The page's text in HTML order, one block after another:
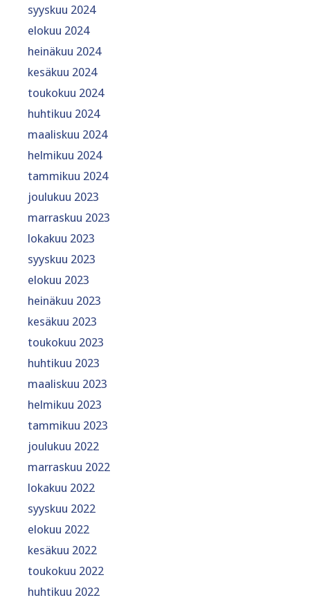
syyskuu 2024
elokuu 2024
heinäkuu 2024
kesäkuu 2024
toukokuu 2024
huhtikuu 2024
maaliskuu 2024
helmikuu 2024
tammikuu 2024
joulukuu 2023
marraskuu 2023
lokakuu 2023
syyskuu 2023
elokuu 2023
heinäkuu 2023
kesäkuu 2023
toukokuu 2023
huhtikuu 2023
maaliskuu 2023
helmikuu 2023
tammikuu 2023
joulukuu 2022
marraskuu 2022
lokakuu 2022
syyskuu 2022
elokuu 2022
kesäkuu 2022
toukokuu 2022
huhtikuu 2022